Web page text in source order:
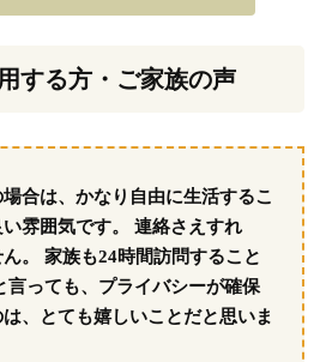
する方・ご家族の声
合は、かなり自由に生活するこ
雰囲気です。 連絡さえすれ
。 家族も24時間訪問すること
言っても、プライバシーが確保
、とても嬉しいことだと思いま